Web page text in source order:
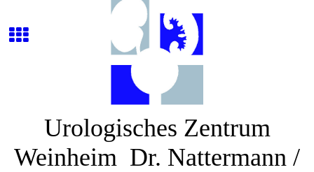
Urologisches Zentrum
Weinheim Dr. Nattermann /